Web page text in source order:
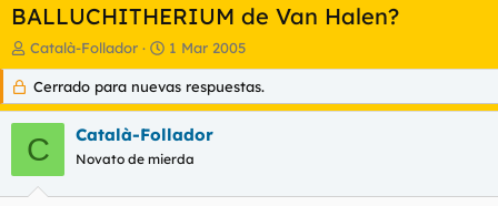
BALLUCHITHERIUM de Van Halen?
I
n
c
i
a
d
o
Català-Follador
F
e
c
h
a
d
e
1 Mar 2005
Cerrado para nuevas respuestas.
C Català-Follador
Novato de mierda